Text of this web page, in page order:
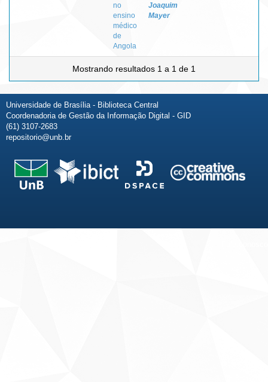
no
ensino
médico
de
Angola
Joaquim
Mayer
Mostrando resultados 1 a 1 de 1
Universidade de Brasília - Biblioteca Central
Coordenadoria de Gestão da Informação Digital - GID
(61) 3107-2683
repositorio@unb.br